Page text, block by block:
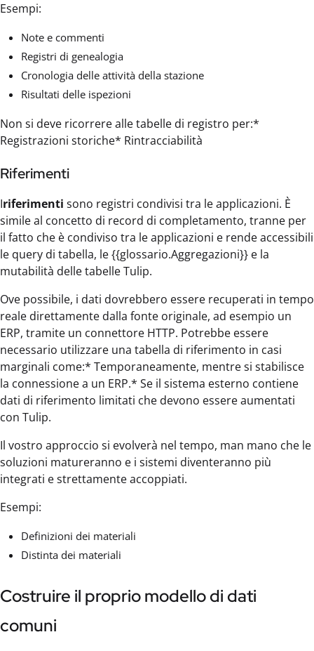
Esempi:
Note e commenti
Registri di genealogia
Cronologia delle attività della stazione
Risultati delle ispezioni
Non si deve ricorrere alle tabelle di registro per:*
Registrazioni storiche* Rintracciabilità
Riferimenti
Iriferimenti sono registri condivisi tra le applicazioni. È
simile al concetto di record di completamento, tranne per
il fatto che è condiviso tra le applicazioni e rende accessibili
le query di tabella, le {{glossario.Aggregazioni}} e la
mutabilità delle tabelle Tulip.
Ove possibile, i dati dovrebbero essere recuperati in tempo
reale direttamente dalla fonte originale, ad esempio un
ERP, tramite un connettore HTTP. Potrebbe essere
necessario utilizzare una tabella di riferimento in casi
marginali come:* Temporaneamente, mentre si stabilisce
la connessione a un ERP.* Se il sistema esterno contiene
dati di riferimento limitati che devono essere aumentati
con Tulip.
Il vostro approccio si evolverà nel tempo, man mano che le
soluzioni matureranno e i sistemi diventeranno più
integrati e strettamente accoppiati.
Esempi:
Definizioni dei materiali
Distinta dei materiali
Costruire il proprio modello di dati
comuni